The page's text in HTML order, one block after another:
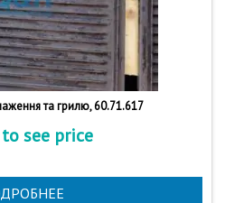
та грилю, 60.71.617
see price